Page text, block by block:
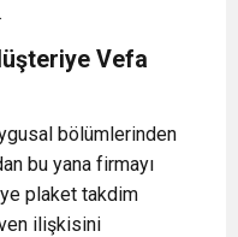
Vefa
bölümlerinden
bu yana firmayı
plaket takdim
ilişkisini